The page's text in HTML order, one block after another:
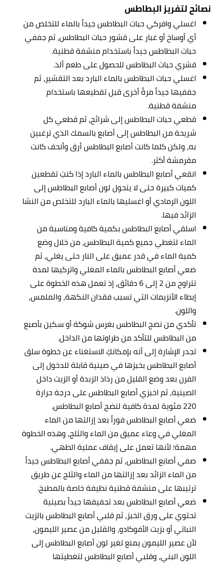
نصائح لتفريز البطاطس
اغسلي وافركي حبات البطاطس جيداً بالماء للتخلص من
أي أوساخ أو غبار على قشور حبات البطاطس، ثم جففي
حبات البطاطس جيداً باستخدام منشفة قطنية.
قشري حبات البطاطس للحصول على طعم ألذ.
اغسلي حبات البطاطس بالماء البارد بعد التقشير، ثم
جففيها جيداً مرةً أخرى قبل تقطيعها باستخدام
منشفة قطنية.
قطعي حبات البطاطس إلى شرائح، ثم قطعي كل
شريحة من البطاطس إلى أصابع بالسمك الذي ترغبين
به، ولكن كلما كانت أصابع البطاطس أرق وأنحف كانت
مقرمشة أكثر.
انقعي أصابع البطاطس بالماء البارد إذا كنتِ تقطعين
كميات كبيرة حتى لا يتحول لون أصابع البطاطس إلى
اللون الرمادي أو اغسليها بالماء البارد للتخلص من النشا
الزائد فيها.
اسلقي أصابع البطاطس بكمية كافية ومناسبة من
الماء لتغطي جميع كمية البطاطس، من خلال وضع
كمية الماء في قدر عميق على النار حتى يغلي، ثم
ضعي أصابع البطاطس بالماء المغلي واتركيها لمدة
تتراوح من 2 إلى 6 دقائق، إذ تعمل هذه الخطوة على
إبطاء الأنزيمات التي تسبب فقدان النكهة، والملمس،
واللون.
تأكدي من نضج البطاطس بغرس شوكة أو سكين بأصبع
من البطاطس للتأكد من طراوتها من الداخل.
تجدر الإشارة إلى أنه بإمكانكِ الاستغناء عن خطوة سلق
أصابع البطاطس بخبزها في صينية قابلة للدخول إلى
الفرن بعد وضع القليل من رذاذ الزبدة أو الزيت داخل
الصينية، ثم اخبزي أصابع البطاطس على درجة حرارة
220 مئوية لمدة كافية لنضج أصابع البطاطس.
ضعي أصابع البطاطس فوراً بعد إزالتها من الماء
المغلي في وعاء عميق من الماء والثلج، وهذه الخطوة
مهمة؛ لأنها تعمل على إيقاف عملية الطهي.
صفي أصابع البطاطس، ثم جففي أصابع البطاطس جيداً
من الماء الزائد بعد إزالتها من الماء والثلج عن طريق
ترتيبها على منشفة قطنية نظيفة خاصة بالمطبخ.
ضعي أصابع البطاطس بعد تجفيفها جيداً بصينية
تحتوي على ورق الخبز، ثم قلبي أصابع البطاطس بالزيت
النباتي أو بزيت الأفوكادو، والقليل من عصير الليمون،
لأن عصير الليمون يمنع تغير لون أصابع البطاطس إلى
اللون البني، وقلبي أصابع البطاطس لتغطيتها